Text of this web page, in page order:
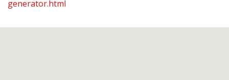
generator.html